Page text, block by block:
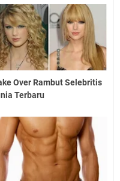
Over Rambut Selebritis
Terbaru